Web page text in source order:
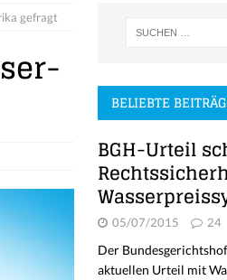
gefragt
BELIEBTE
BGH-Urteil
05/07/2015 24
Der
aktuellen Urteil mit